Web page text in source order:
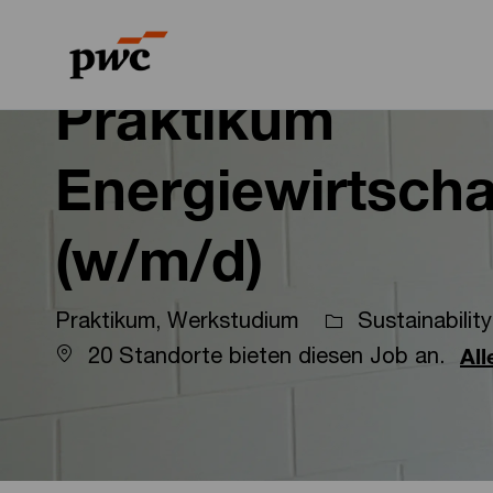
Praktikum
(w/m/d)
Praktikum, Werkstudium
Sustainability
20 Standorte bieten diesen Job an.